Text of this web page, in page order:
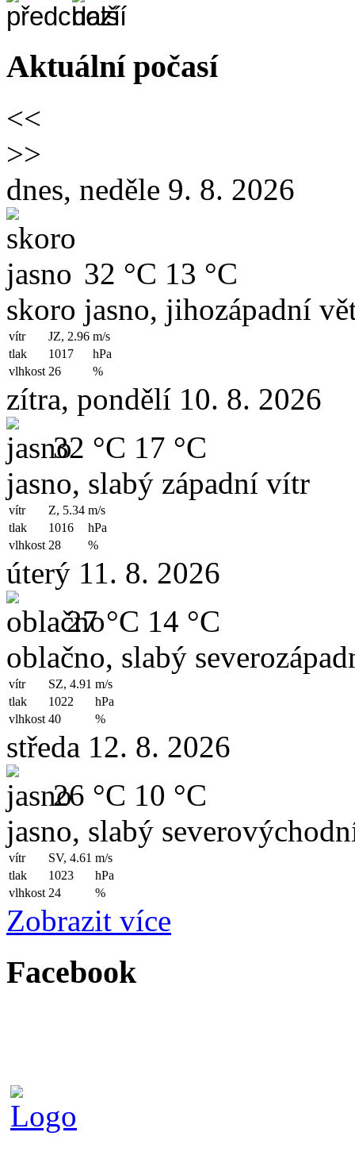
Aktuální počasí
<<
>>
dnes, neděle 9. 8. 2026
32 °C 13 °C
skoro jasno, jihozápadní
vítr JZ, 2.96 m/s
tlak
1017
hPa
vlhkost 26 %
zítra, pondělí 10. 8. 2026
32 °C 17 °C
jasno, slabý západní vítr
vítr Z, 5.34 m/s
tlak
1016
hPa
vlhkost 28 %
úterý 11. 8. 2026
27 °C 14 °C
oblačno, slabý
vítr SZ, 4.91 m/s
tlak
1022
hPa
vlhkost 40 %
středa 12. 8. 2026
26 °C 10 °C
jasno, slabý
vítr SV, 4.61 m/s
tlak
1023
hPa
vlhkost 24 %
Zobrazit více
Facebook